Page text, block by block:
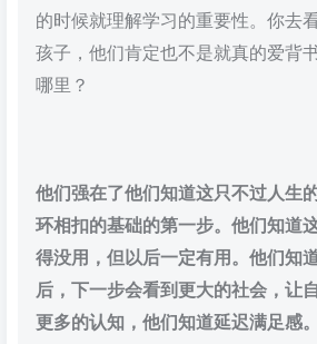
的时候就理解学习的重要性。你去
孩子，他们肯定也不是就真的爱背
哪里？
他们强在了他们知道这只不过人生
环相扣的基础的第一步。他们知道
得没用，但以后一定有用。他们知
后，下一步会看到更大的社会，让
更多的认知，他们知道延迟满足感。